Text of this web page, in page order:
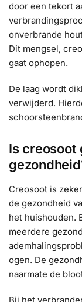
door een tekort
onverbrande
Dit mengsel,
gaat ophopen.
De laag wordt
verwijderd.
Is creosoot
Creosoot is
de gezondheid
het huishouden.
meerdere
ogen. De
naarmate de